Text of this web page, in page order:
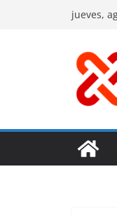
jueves,